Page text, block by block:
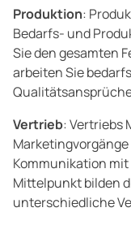
Produktion:
Bedarfs- und
Sie den gesamten
arbeiten Sie
Vertrieb: Vertriebs
Kommunikation
Mittelpunkt bilden
unterschiedliche